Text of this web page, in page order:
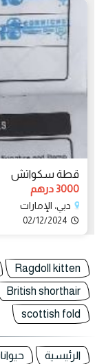
قطة سكواتش
3000 درهم
دبي، الإمارات
02/12/2024
Ragdoll kitten
British shorthair
scottish fold
الرئيسية